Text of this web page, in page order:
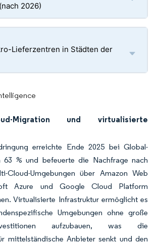
2026)
Lieferzentren in Städten der
Migration und virtualisierte
erreichte Ende 2025 bei Global-
63 % und befeuerte die Nachfrage nach
Cloud-Umgebungen über Amazon Web
Azure und Google Cloud Platform
Virtualisierte Infrastruktur ermöglicht es
Umgebungen ohne große
Investitionen aufzubauen, was die
mittelständische Anbieter senkt und den